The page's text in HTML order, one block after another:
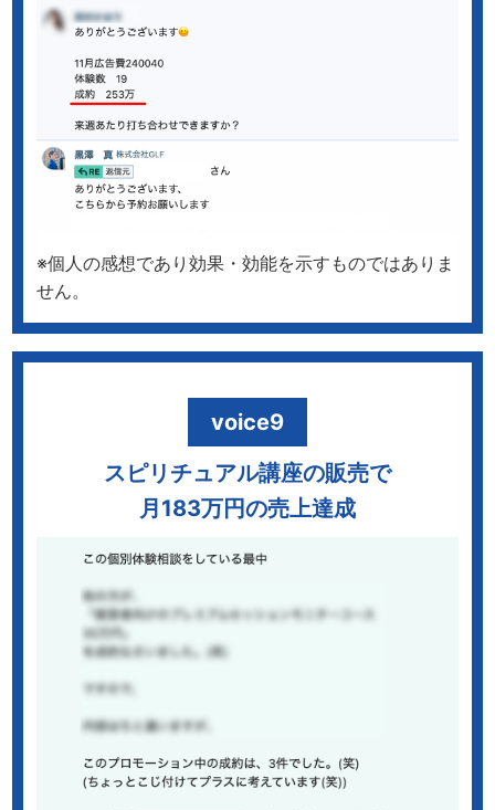
※個人の感想であり効果・効能を示すものではありま
せん。
voice9
スピリチュアル講座の販売で
月183万円の売上達成